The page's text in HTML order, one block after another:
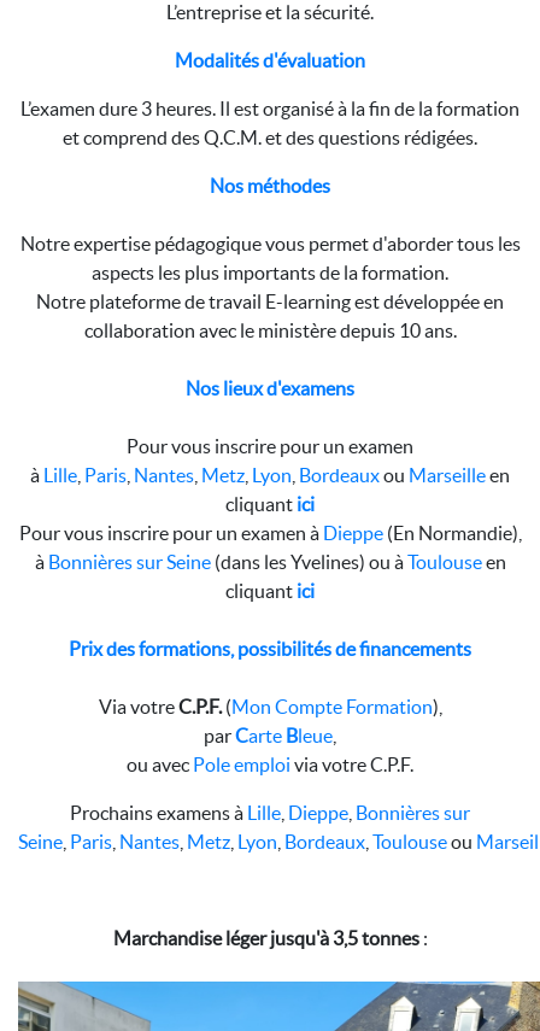
L’entreprise et la sécurité.
Modalités d'évaluation
L’examen dure 3 heures. Il est organisé à la fin de la formation
et comprend des Q.C.M. et des questions rédigées.
Nos méthodes
Notre expertise pédagogique vous permet d'aborder tous les
aspects les plus importants de la formation.
Notre plateforme de travail E-learning est développée en
collaboration avec le ministère depuis 10 ans.
Nos lieux d'examens
Pour vous inscrire pour un examen
à Lille Paris Nantes Metz Lyon Bordeauxou Marseilleen
cliquant ici
Pour vous inscrire pour un examen à Dieppe(En Normandie),
à Bonnières sur Seine(dans les Yvelines) ou àToulouseen
cliquant ici
Prix des formations, possibilités de financements
Via votreC.P.F.(Mon Compte Formation),
parCarte Bleue
ou avec Pole emploi via votre C.P.F.
Prochains examens à Lille Dieppe Bonnières sur
Seine Paris Nantes Metz Lyon Bordeaux Toulouseou
Marchandise léger jusqu'à 3,5 tonnes: